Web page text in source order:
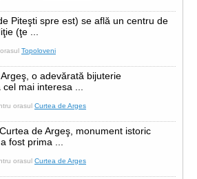
Piteşti spre est) se află un centru de
(ţe ...
Topoloveni
o adevărată bijuterie
mai interesa ...
orasul Curtea de Arges
de Argeş, monument istoric
fost prima ...
orasul Curtea de Arges